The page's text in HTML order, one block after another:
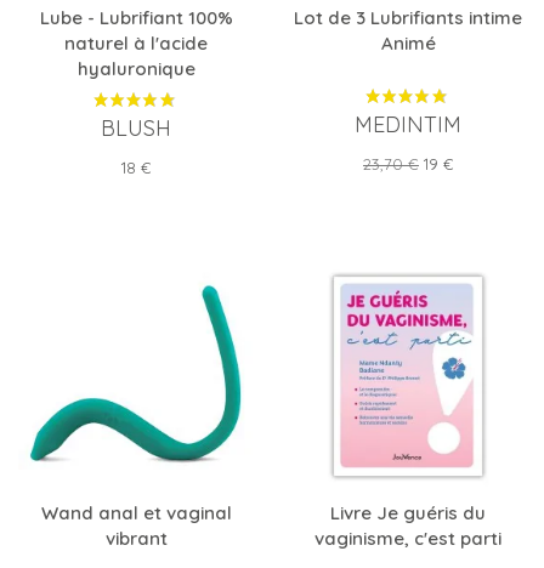
Lube - Lubrifiant 100%
naturel à l'acide
hyaluronique
BLUSH
Prix
18 €
Lot de 3 Lubrifiants intime
Animé
MEDINTIM
Prix
23,70 € Prix
19 €
Wand anal et vaginal
vibrant
Livre Je guéris du
vaginisme, c'est parti